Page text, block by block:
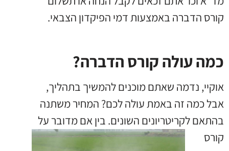
קורס הדברה באמצעות דמי הפיקדון הצבאי.
כמה עולה קורס הדברה?
אוקיי, נדמה שאתם מוכנים להמשיך בתהליך,
אבל כמה זה באמת עולה לכם? המחיר משתנה
בהתאם לקריטריונים השונים. בין אם מדובר על
קורס